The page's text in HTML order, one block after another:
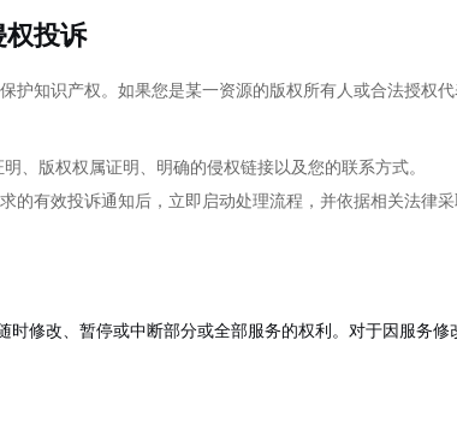
权投诉
护知识产权。如果您是某一资源的版权所有人或合法授权
明、版权权属证明、明确的侵权链接以及您的联系方式。
的有效投诉通知后，立即启动处理流程，并依据相关法律采
时修改、暂停或中断部分或全部服务的权利。对于因服务修